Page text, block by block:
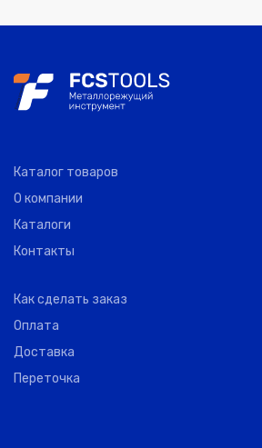
Каталог товаров
О компании
Каталоги
Контакты
Как сделать заказ
Оплата
Доставка
Переточка